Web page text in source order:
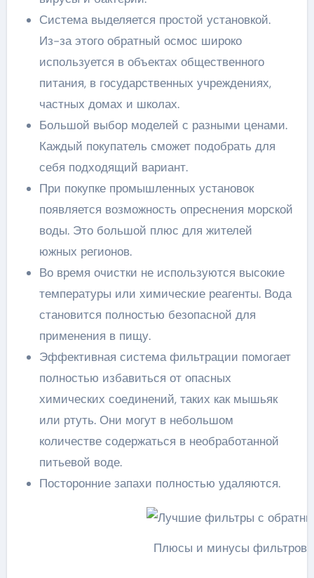
Система выделяется простой установкой.
Из-за этого обратный осмос широко
используется в объектах общественного
питания, в государственных учреждениях,
частных домах и школах.
Большой выбор моделей с разными ценами.
Каждый покупатель сможет подобрать для
себя подходящий вариант.
При покупке промышленных установок
появляется возможность опреснения морской
воды. Это большой плюс для жителей
южных регионов.
Во время очистки не используются высокие
температуры или химические реагенты. Вода
становится полностью безопасной для
применения в пищу.
Эффективная система фильтрации помогает
полностью избавиться от опасных
химических соединений, таких как мышьяк
или ртуть. Они могут в небольшом
количестве содержаться в необработанной
питьевой воде.
Посторонние запахи полностью удаляются.
Плюсы и минусы фильтров